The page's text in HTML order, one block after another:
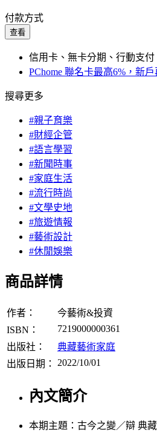
付款方式
查看
信用卡、無卡分期、行動支
PChome 聯名卡最高6%，新
搜尋更多
#親子育樂
#財經企管
#語言學習
#新聞時事
#家庭生活
#流行時尚
#文學史地
#旅遊情報
#藝術設計
#休閒娛樂
商品詳情
作者：
今藝術&投資
ISBN：
7219000000361
出版社：
典藏藝術家庭
出版日期：
2022/10/01
內文簡介
本期主題：古今之變／辯 典